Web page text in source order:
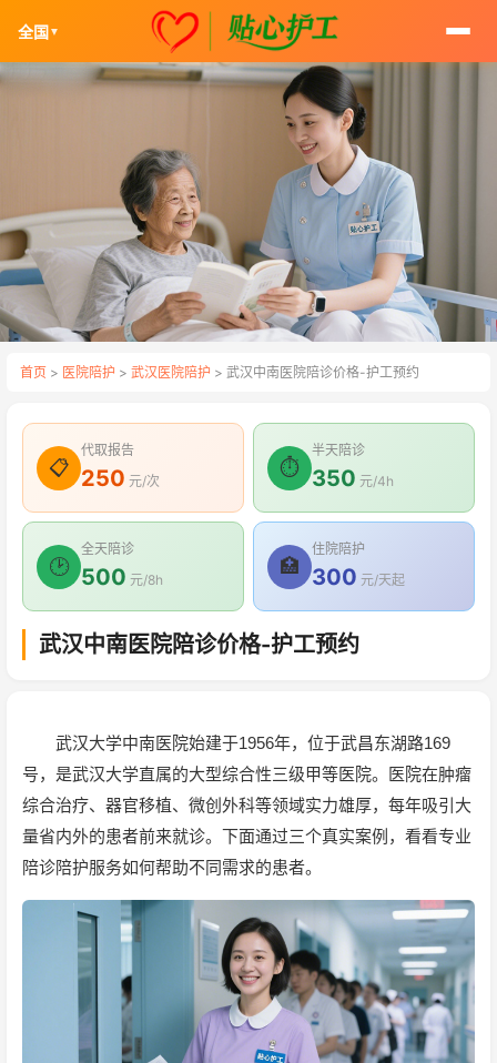
全国 ▼
首页 > 医院陪护 > 武汉医院陪护 > 武汉中南医院陪诊价格-护工预约
📋
代取报告
250 元/次
⏱
半天陪诊
350 元/4h
🕑
全天陪诊
500 元/8h
🏥
住院陪护
300 元/天起
武汉中南医院陪诊价格-护工预约
武汉大学中南医院始建于1956年，位于武昌东湖路169
号，是武汉大学直属的大型综合性三级甲等医院。医院在肿瘤
综合治疗、器官移植、微创外科等领域实力雄厚，每年吸引大
量省内外的患者前来就诊。下面通过三个真实案例，看看专业
陪诊陪护服务如何帮助不同需求的患者。